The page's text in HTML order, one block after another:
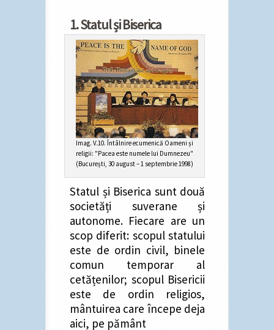
1. Statul și Biserica
Imag. V.10. Întâlnire ecumenică Oameni și
religii: "Pacea este numele lui Dumnezeu"
(București, 30 august – 1 septembrie 1998)
Statul și Biserica sunt două
societăți suverane și
autonome. Fiecare are un
scop diferit: scopul statului
este de ordin civil, binele
comun temporar al
cetățenilor; scopul Bisericii
este de ordin religios,
mântuirea care începe deja
aici, pe pământ